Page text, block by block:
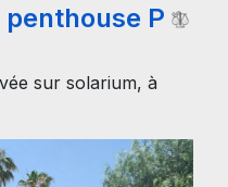
penthouse P
sur solarium, à